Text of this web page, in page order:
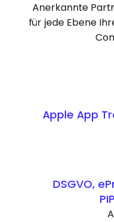
Anerkannte
für jede Ebene
Apple App
DSGVO,